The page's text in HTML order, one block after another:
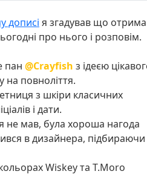
дописі я згадував що
про нього і розповім.
пан @Crayfish з ідеєю
на повноліття.
з шкіри класичних
і дати.
не мав, була хороша нагода
в дизайнера, підбираючи
Wiskey та T.Moro